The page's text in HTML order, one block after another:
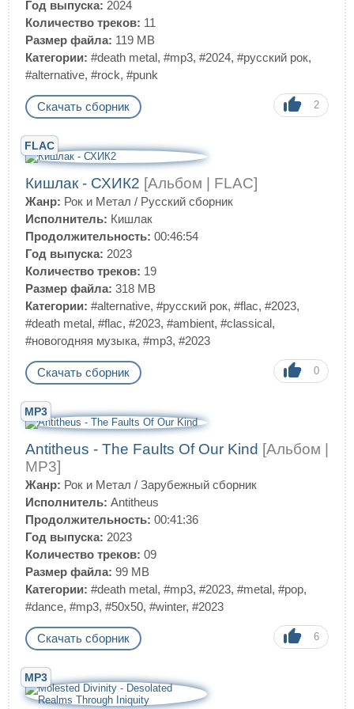
Год выпуска: 2024
Количество треков: 11
Размер файла: 119 MB
Категории: #death metal, #mp3, #2024, #русский рок,
#alternative, #rock, #punk
Скачать сборник 2
FLAC
Кишлак - СХИК2 [Альбом | FLAC]
Жанр: Рок и Метал / Русский сборник
Исполнитель: Кишлак
Продолжительность: 00:46:54
Год выпуска: 2023
Количество треков: 19
Размер файла: 318 MB
Категории: #alternative, #русский рок, #flac, #2023,
#death metal, #flac, #2023, #ambient, #classical,
#новогодняя музыка, #mp3, #2023
Скачать сборник 0
MP3
Antitheus - The Faults Of Our Kind [Альбом |
MP3]
Жанр: Рок и Метал / Зарубежный сборник
Исполнитель: Antitheus
Продолжительность: 00:41:36
Год выпуска: 2023
Количество треков: 09
Размер файла: 99 MB
Категории: #death metal, #mp3, #2023, #metal, #pop,
#dance, #mp3, #50x50, #winter, #2023
Скачать сборник 6
MP3